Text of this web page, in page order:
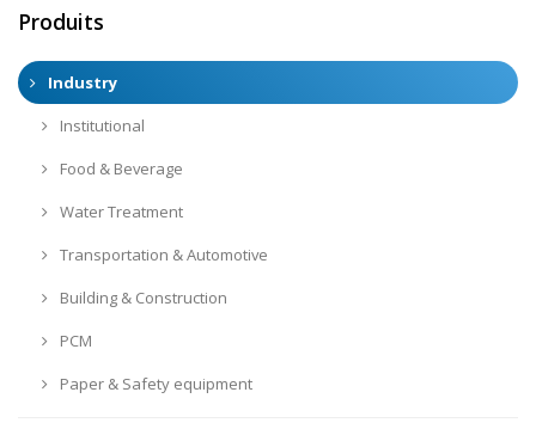
Produits
Industry
Institutional
Food & Beverage
Water Treatment
Transportation & Automotive
Building & Construction
PCM
Paper & Safety equipment